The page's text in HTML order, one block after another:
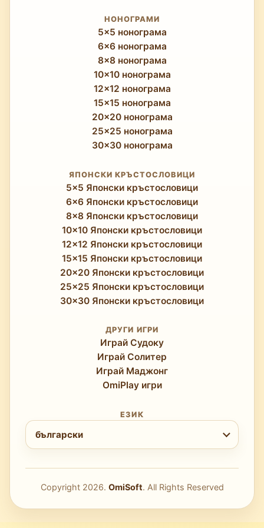
НОНОГРАМИ
5x5 нонограма
6x6 нонограма
8x8 нонограма
10x10 нонограма
12x12 нонограма
15x15 нонограма
20x20 нонограма
25x25 нонограма
30x30 нонограма
ЯПОНСКИ КРЪСТОСЛОВИЦИ
5x5 Японски кръстословици
6x6 Японски кръстословици
8x8 Японски кръстословици
10x10 Японски кръстословици
12x12 Японски кръстословици
15x15 Японски кръстословици
20x20 Японски кръстословици
25x25 Японски кръстословици
30x30 Японски кръстословици
ДРУГИ ИГРИ
Играй Судоку
Играй Солитер
Играй Маджонг
OmiPlay игри
ЕЗИК
Изберете език
български
Copyright 2026. OmiSoft. All Rights Reserved